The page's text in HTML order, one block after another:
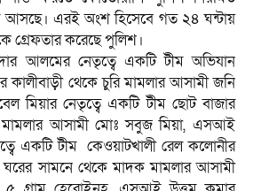
আসছে। এরই অংশ হিসেবে গত ২৪ ঘন্টায়
গ্রেফতার করেছে পুলিশ।
আলমের নেতৃত্বে একটি টীম অভিযান
কালীবাড়ী থেকে চুরি মামলার আসামী জনি
নেতৃত্বে একটি টীম ছোট বাজার
মামলার আসামী মোঃ সবুজ মিয়া, এসআই
একটি টীম কেওয়াটখালী রেল কলোনীর
ঘরের সামনে থেকে মাদক মামলার আসামী